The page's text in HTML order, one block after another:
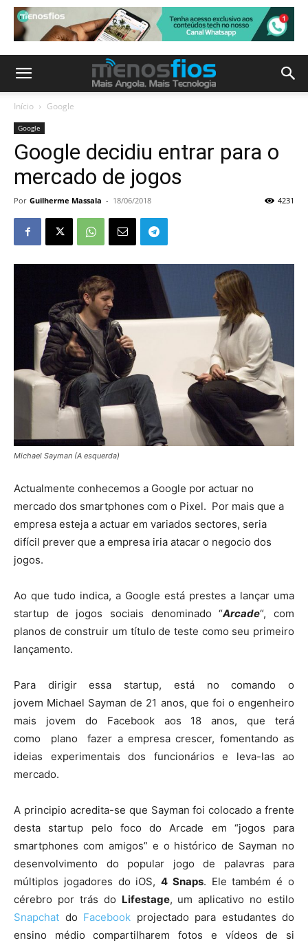
Início Google
Google
Google decidiu entrar para o
mercado de jogos
Por Guilherme Massala - 18/06/2018 4231
Michael Sayman (A esquerda)
Actualmente conhecemos a Google por actuar no
mercado dos smartphones com o Pixel. Por mais que a
empresa esteja a actuar em variados sectores, seria
difícil prever que a empresa iria atacar o negocio dos
jogos.
Ao que tudo indica, a Google está prestes a lançar uma
startup de jogos sociais denominado “Arcade“, com
planos de construir um título de teste como seu primeiro
lançamento.
Para dirigir essa startup, está no comando o
jovem Michael Sayman de 21 anos, que foi o engenheiro
mais jovem do Facebook aos 18 anos, que terá
como plano fazer a empresa crescer, fomentando as
ideias experimentais dos funcionários e leva-las ao
mercado.
A principio acredita-se que Sayman foi colocado a frente
desta startup pelo foco do Arcade em “jogos para
smartphones com amigos” e o histórico de Sayman no
desenvolvimento do popular jogo de palavras para
múltiplos jogadores do iOS,4 Snaps. Ele também é o
cérebro por trás do Lifestage, um aplicativo no estilo
Snapchat do Facebook projectado para estudantes do
ensino médio compartilharem fotos e vídeos de si